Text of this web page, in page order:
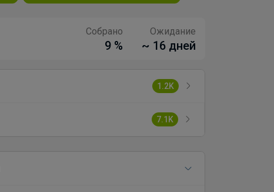
Собрано
9 %
Ожидание
~ 16 дней
1.2K
7.1K